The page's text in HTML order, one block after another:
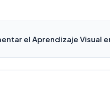
el Aprendizaje Visual